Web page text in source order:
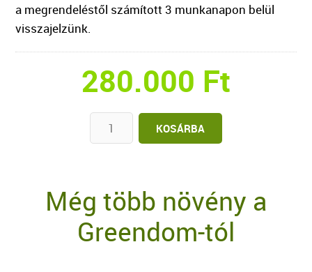
a megrendeléstől számított 3 munkanapon belül
visszajelzünk.
280.000 Ft
Még több növény a
Greendom-tól